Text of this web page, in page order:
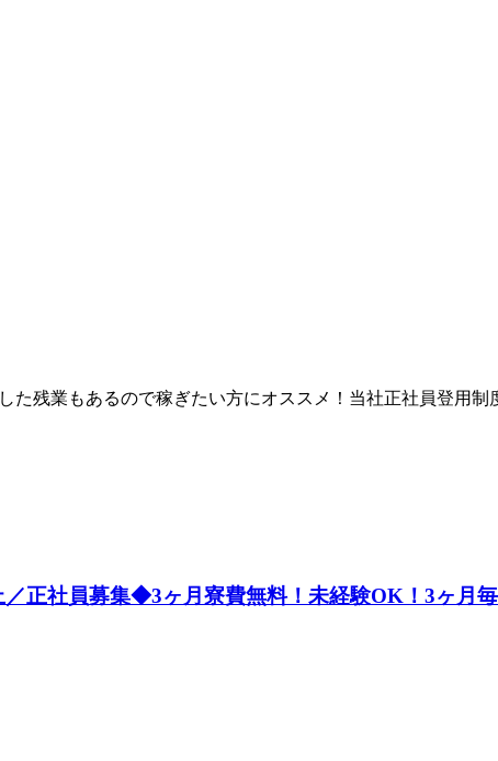
た残業もあるので稼ぎたい方にオススメ！当社正社員登用
／正社員募集◆3ヶ月寮費無料！未経験OK！3ヶ月